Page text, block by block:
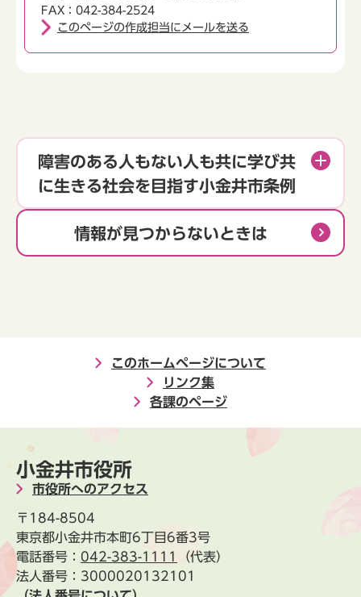
FAX：042-384-2524
このページの作成担当にメールを送る
障害のある人もない人も共に学び共
に生きる社会を目指す小金井市条例
情報が見つからないときは
このホームページについて
リンク集
各課のページ
小金井市役所
市役所へのアクセス
〒184-8504
東京都小金井市本町6丁目6番3号
電話番号： 042-383-1111
（代表）
法人番号：3000020132101